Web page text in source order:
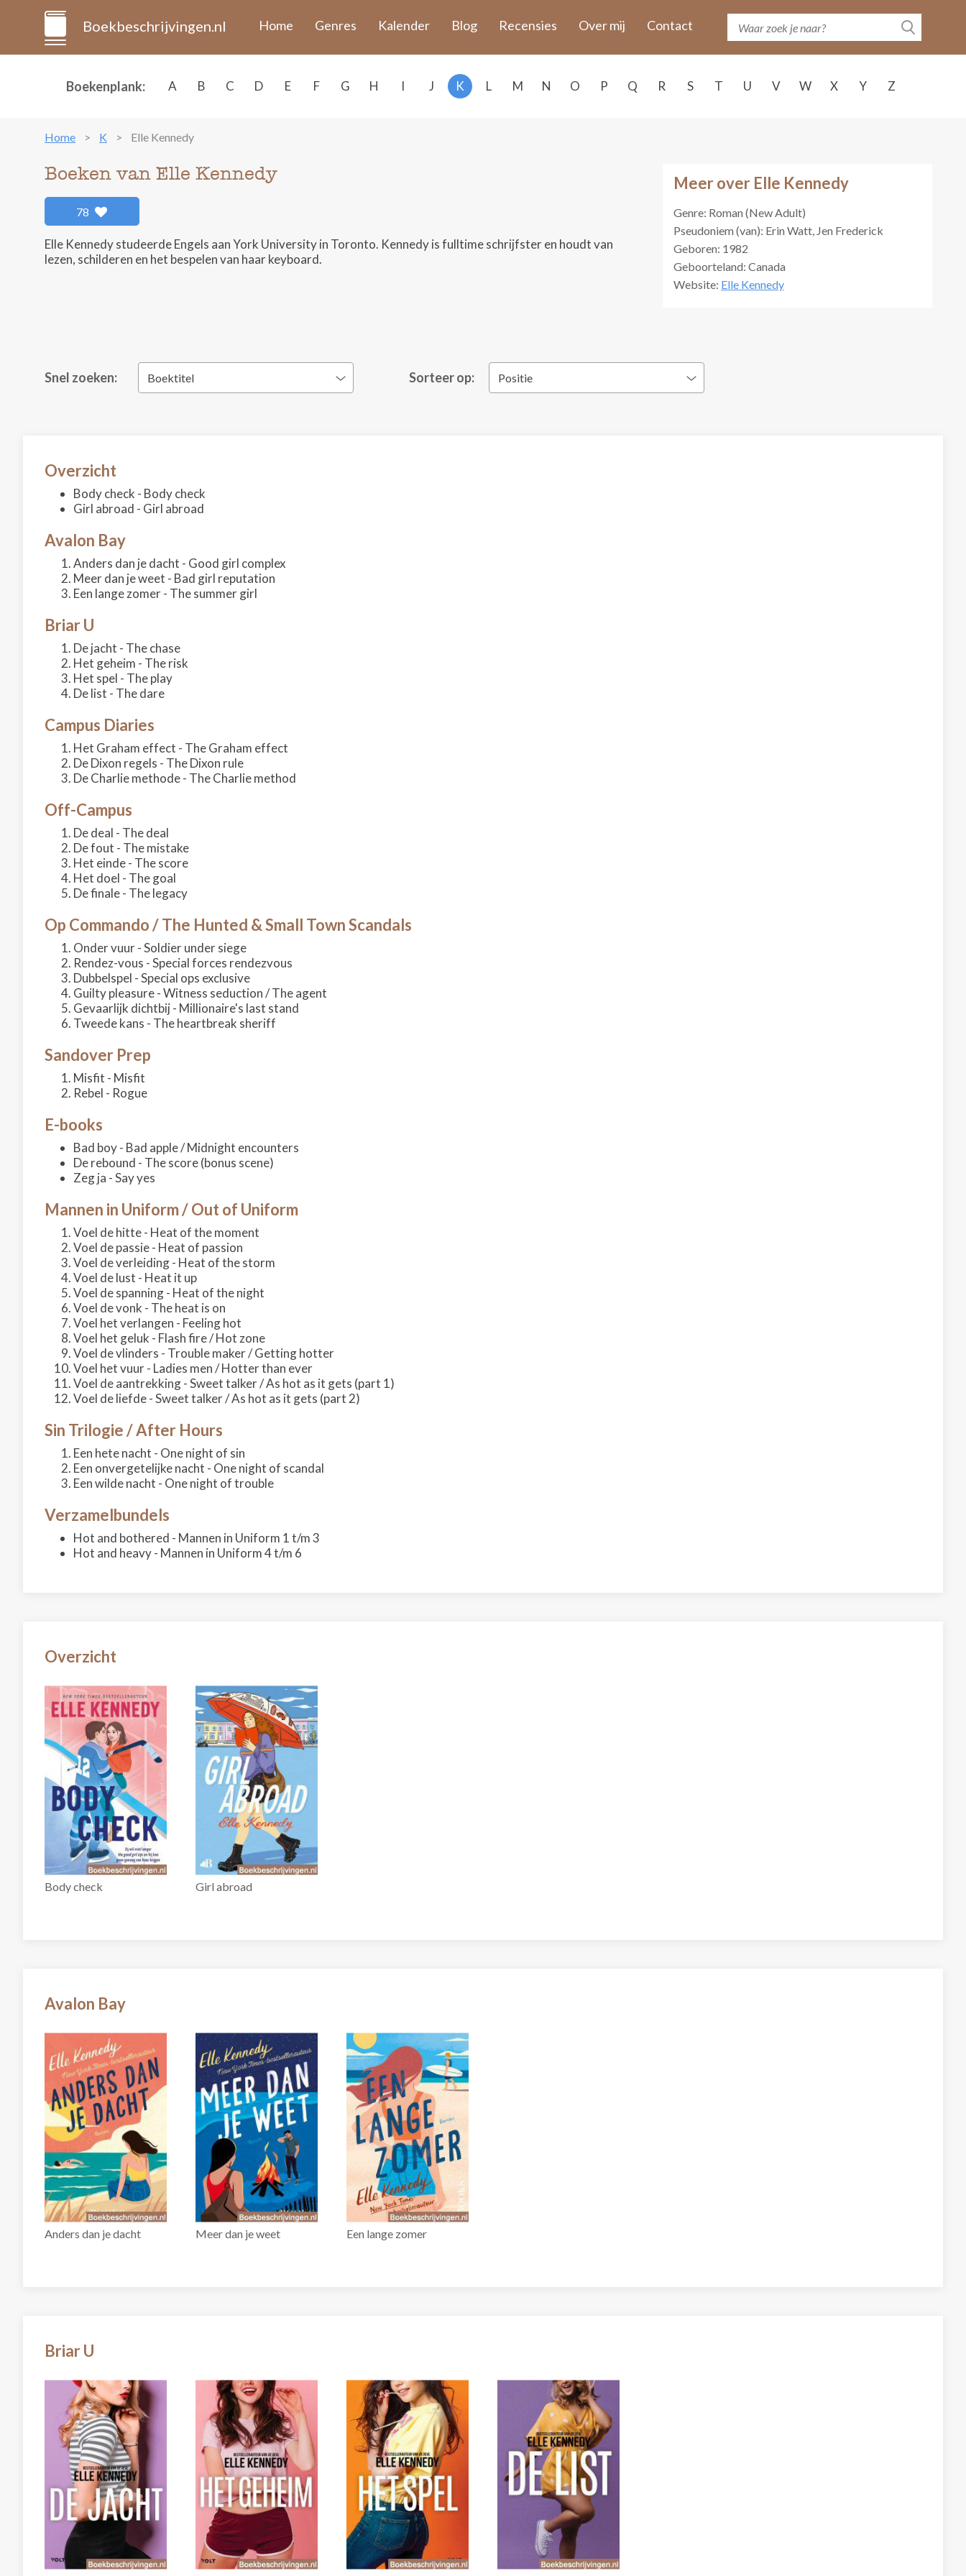
Boekbeschrijvingen.nl Home Genres Kalender Blog Recensies Over mij Contact
Boekenplank: A B C D E F G H I J K L M N O P Q R S T U V W X Y Z
Home K Elle Kennedy
Meer over Elle Kennedy
Genre: Roman (New Adult)
Pseudoniem (van): Erin Watt, Jen Frederick
Geboren: 1982
Geboorteland: Canada
Website: Elle Kennedy
Boeken van Elle Kennedy
78
Elle Kennedy studeerde Engels aan York University in Toronto. Kennedy is fulltime schrijfster en houdt van
lezen, schilderen en het bespelen van haar keyboard.
Snel zoeken: Boektitel Sorteer op: Positie
Overzicht
Body check - Body check
Girl abroad - Girl abroad
Avalon Bay
Anders dan je dacht - Good girl complex
Meer dan je weet - Bad girl reputation
Een lange zomer - The summer girl
Briar U
De jacht - The chase
Het geheim - The risk
Het spel - The play
De list - The dare
Campus Diaries
Het Graham effect - The Graham effect
De Dixon regels - The Dixon rule
De Charlie methode - The Charlie method
Off-Campus
De deal - The deal
De fout - The mistake
Het einde - The score
Het doel - The goal
De finale - The legacy
Op Commando / The Hunted & Small Town Scandals
Onder vuur - Soldier under siege
Rendez-vous - Special forces rendezvous
Dubbelspel - Special ops exclusive
Guilty pleasure - Witness seduction / The agent
Gevaarlijk dichtbij - Millionaire's last stand
Tweede kans - The heartbreak sheriff
Sandover Prep
Misfit - Misfit
Rebel - Rogue
E-books
Bad boy - Bad apple / Midnight encounters
De rebound - The score (bonus scene)
Zeg ja - Say yes
Mannen in Uniform / Out of Uniform
Voel de hitte - Heat of the moment
Voel de passie - Heat of passion
Voel de verleiding - Heat of the storm
Voel de lust - Heat it up
Voel de spanning - Heat of the night
Voel de vonk - The heat is on
Voel het verlangen - Feeling hot
Voel het geluk - Flash fire / Hot zone
Voel de vlinders - Trouble maker / Getting hotter
Voel het vuur - Ladies men / Hotter than ever
Voel de aantrekking - Sweet talker / As hot as it gets (part 1)
Voel de liefde - Sweet talker / As hot as it gets (part 2)
Sin Trilogie / After Hours
Een hete nacht - One night of sin
Een onvergetelijke nacht - One night of scandal
Een wilde nacht - One night of trouble
Verzamelbundels
Hot and bothered - Mannen in Uniform 1 t/m 3
Hot and heavy - Mannen in Uniform 4 t/m 6
Overzicht
Body check Girl abroad
Avalon Bay
Anders dan je dacht Meer dan je weet Een lange zomer
Briar U